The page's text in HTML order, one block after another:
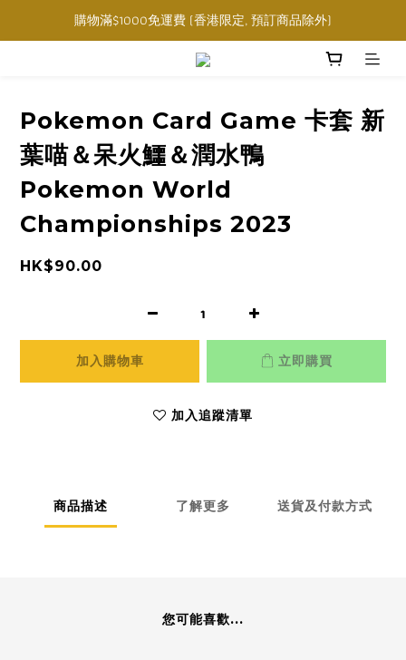
購物滿$1000免運費 (香港限定, 預訂商品除外)
購物滿$1000免運費 (香港限定, 預訂商品除外)
指定角色卡套卡盒任選三件$160
Pokemon Card Game 卡套 新
葉喵＆呆火鱷＆潤水鴨
Pokemon World
Championships 2023
HK$90.00
加入購物車 立即購買
加入追蹤清單
商品描述 了解更多 送貨及付款方式
您可能喜歡...